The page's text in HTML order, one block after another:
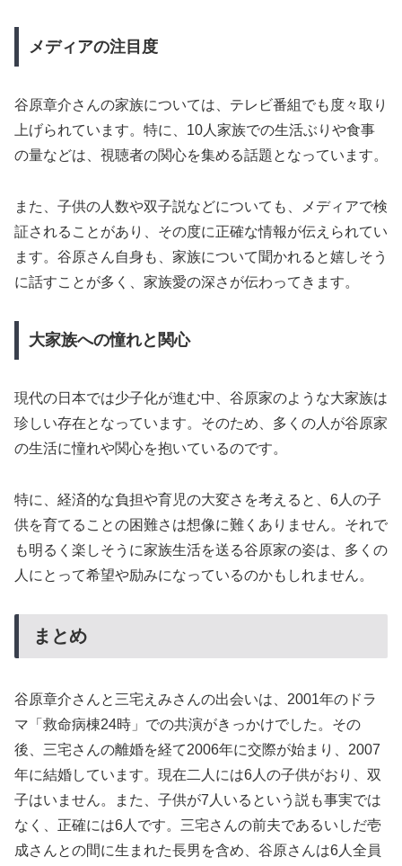
メディアの注目度
谷原章介さんの家族については、テレビ番組でも度々取り
上げられています。特に、10人家族での生活ぶりや食事
の量などは、視聴者の関心を集める話題となっています。
また、子供の人数や双子説などについても、メディアで検
証されることがあり、その度に正確な情報が伝えられてい
ます。谷原さん自身も、家族について聞かれると嬉しそう
に話すことが多く、家族愛の深さが伝わってきます。
大家族への憧れと関心
現代の日本では少子化が進む中、谷原家のような大家族は
珍しい存在となっています。そのため、多くの人が谷原家
の生活に憧れや関心を抱いているのです。
特に、経済的な負担や育児の大変さを考えると、6人の子
供を育てることの困難さは想像に難くありません。それで
も明るく楽しそうに家族生活を送る谷原家の姿は、多くの
人にとって希望や励みになっているのかもしれません。
まとめ
谷原章介さんと三宅えみさんの出会いは、2001年のドラ
マ「救命病棟24時」での共演がきっかけでした。その
後、三宅さんの離婚を経て2006年に交際が始まり、2007
年に結婚しています。現在二人には6人の子供がおり、双
子はいません。また、子供が7人いるという説も事実では
なく、正確には6人です。三宅さんの前夫であるいしだ壱
成さんとの間に生まれた長男を含め、谷原さんは6人全員